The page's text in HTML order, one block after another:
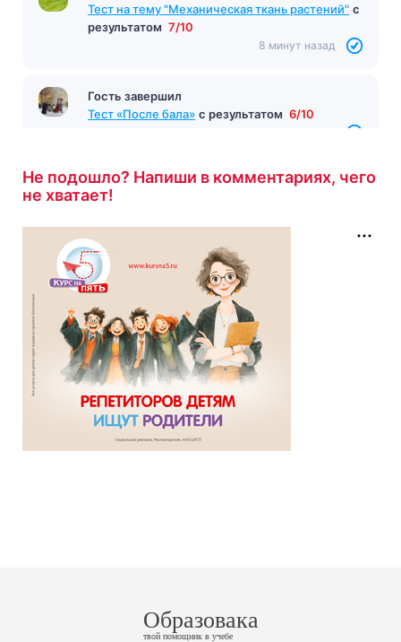
Тест на тему "Механическая ткань растений" с
результатом 7/10
8 минут назад
Гость завершил
Тест «После бала» с результатом 6/10
Не подошло? Напиши в комментариях, чего
не хватает!
Образовака
твой помощник в учебе